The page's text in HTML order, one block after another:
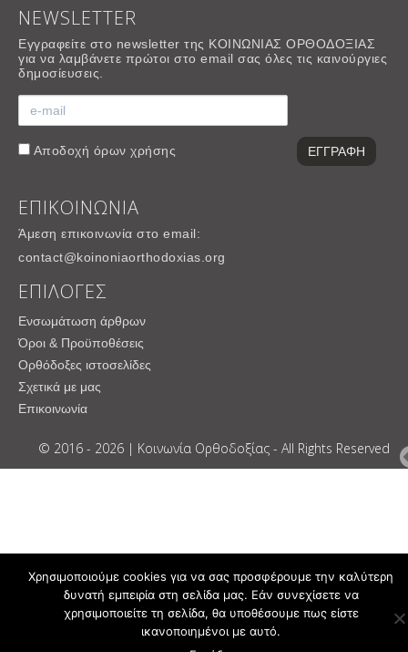
NEWSLETTER
Εγγραφείτε στο newsletter της ΚΟΙΝΩΝΙΑΣ ΟΡΘΟΔΟΞΙΑΣ
για να λαμβάνετε πρώτοι στο email σας όλες τις καινούργιες
δημοσίευσεις.
Αποδοχή όρων χρήσης
ΕΠΙΚΟΙΝΩΝΙΑ
Άμεση επικοινωνία στο email:
contact@koinoniaorthodoxias.org
ΕΠΙΛΟΓΕΣ
Ενσωμάτωση άρθρων
Όροι & Προϋποθέσεις
Ορθόδοξες ιστοσελίδες
Σχετικά με μας
Επικοινωνία
© 2016 - 2026 | Κοινωνία Ορθοδοξίας - All Rights Reserved
Χρησιμοποιούμε cookies για να σας προσφέρουμε την καλύτερη
δυνατή εμπειρία στη σελίδα μας. Εάν συνεχίσετε να
χρησιμοποιείτε τη σελίδα, θα υποθέσουμε πως είστε
ικανοποιημένοι με αυτό.